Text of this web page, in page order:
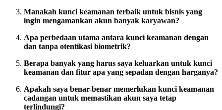
Manakah kunci keamanan terbaik untuk bisnis yang
ingin mengamankan akun banyak karyawan?
Apa perbedaan utama antara kunci keamanan dengan
dan tanpa otentikasi biometrik?
Berapa banyak yang harus saya keluarkan untuk kunci
keamanan dan fitur apa yang sepadan dengan harganya?
Apakah saya benar-benar memerlukan kunci keamanan
cadangan untuk memastikan akun saya tetap
terlindungi?